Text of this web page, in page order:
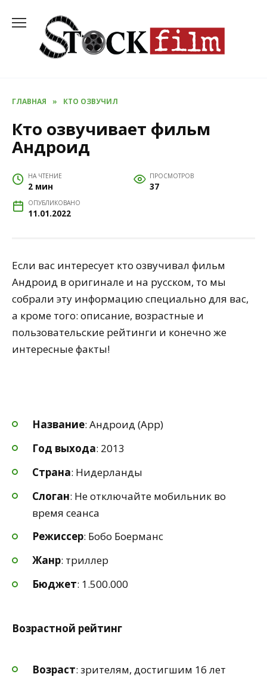
содержанию
ГЛАВНАЯ » КТО ОЗВУЧИЛ
Кто озвучивает фильм
Андроид
НА ЧТЕНИЕ
2 мин
ПРОСМОТРОВ
37
ОПУБЛИКОВАНО
11.01.2022
Если вас интересует кто озвучивал фильм
Андроид в оригинале и на русском, то мы
собрали эту информацию специально для вас,
а кроме того: описание, возрастные и
пользовательские рейтинги и конечно же
интересные факты!
Название: Андроид (App)
Год выхода: 2013
Страна: Нидерланды
Слоган: Не отключайте мобильник во
время сеанса
Режиссер: Бобо Боерманс
Жанр: триллер
Бюджет: 1.500.000
Возрастной рейтинг
Возраст: зрителям, достигшим 16 лет